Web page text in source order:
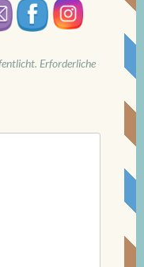
Erforderliche